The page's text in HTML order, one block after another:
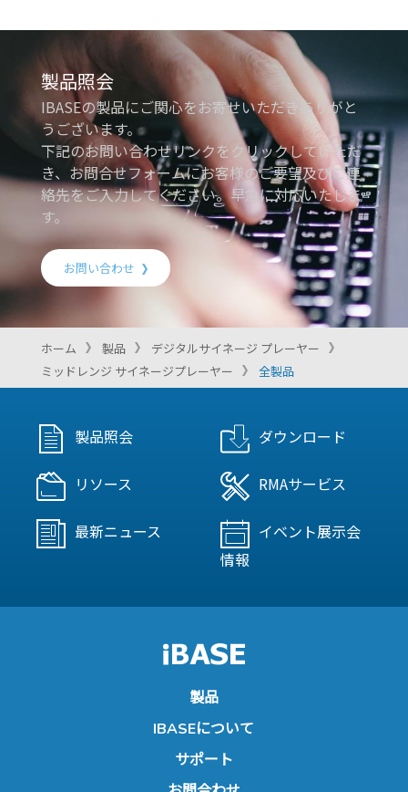
製品照会
IBASEの製品にご関心をお寄せいただきありがと
うございます。
下記のお問い合わせリンクをクリックしていただ
き、お問合せフォームにお客様のご要望及びご連
絡先をご入力してください。早急に対応いたしま
す。
お問い合わせ
ホーム 製品
デジタルサイネージ プレーヤー
ミッドレンジ サイネージプレーヤー
全製品
製品照会 ダウンロード
リソース RMAサービス
最新ニュース
イベント展示会
情報
製品
IBASEについて
サポート